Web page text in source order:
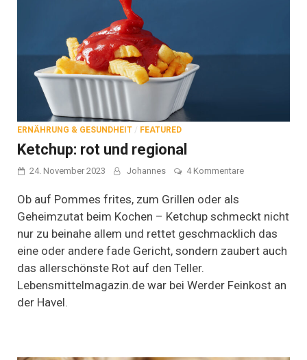
ERNÄHRUNG & GESUNDHEIT / FEATURED
Ketchup: rot und regional
24. November 2023 Johannes 4 Kommentarezu
regional
Ob auf Pommes frites, zum Grillen oder als
Geheimzutat beim Kochen – Ketchup schmeckt nicht
nur zu beinahe allem und rettet geschmacklich das
eine oder andere fade Gericht, sondern zaubert auch
das allerschönste Rot auf den Teller.
Lebensmittelmagazin.de war bei Werder Feinkost an
der Havel.